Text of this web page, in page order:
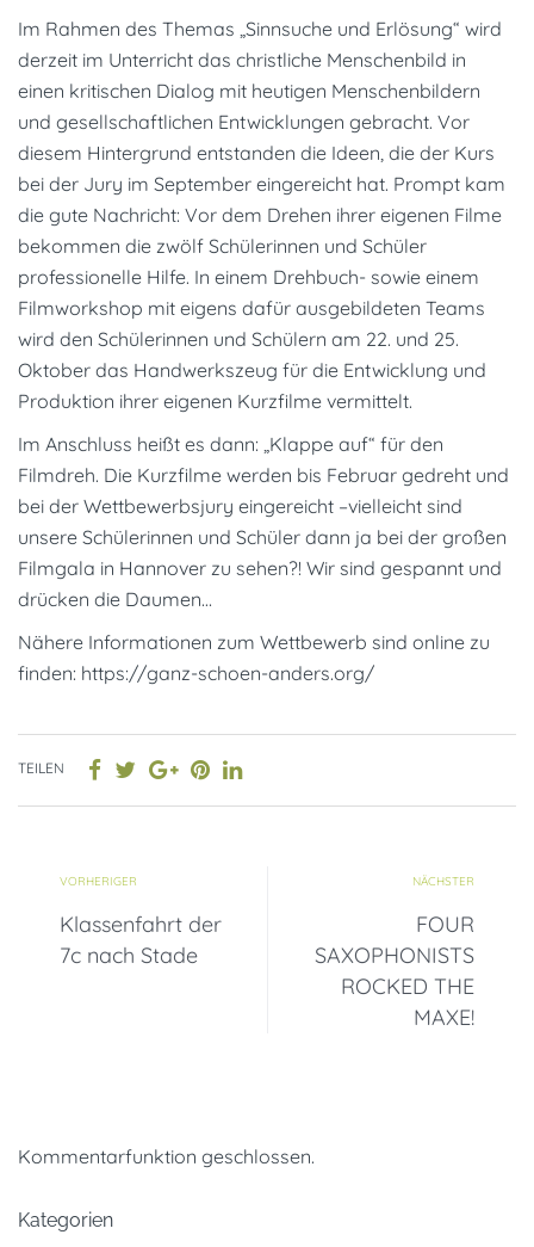
Im Rahmen des Themas „Sinnsuche und Erlösung“ wird
derzeit im Unterricht das christliche Menschenbild in
einen kritischen Dialog mit heutigen Menschenbildern
und gesellschaftlichen Entwicklungen gebracht. Vor
diesem Hintergrund entstanden die Ideen, die der Kurs
bei der Jury im September eingereicht hat. Prompt kam
die gute Nachricht: Vor dem Drehen ihrer eigenen Filme
bekommen die zwölf Schülerinnen und Schüler
professionelle Hilfe. In einem Drehbuch- sowie einem
Filmworkshop mit eigens dafür ausgebildeten Teams
wird den Schülerinnen und Schülern am 22. und 25.
Oktober das Handwerkszeug für die Entwicklung und
Produktion ihrer eigenen Kurzfilme vermittelt.
Im Anschluss heißt es dann: „Klappe auf“ für den
Filmdreh. Die Kurzfilme werden bis Februar gedreht und
bei der Wettbewerbsjury eingereicht –vielleicht sind
unsere Schülerinnen und Schüler dann ja bei der großen
Filmgala in Hannover zu sehen?! Wir sind gespannt und
drücken die Daumen…
Nähere Informationen zum Wettbewerb sind online zu
finden: https://ganz-schoen-anders.org/
TEILEN
VORHERIGER
Klassenfahrt der
7c nach Stade
NÄCHSTER
FOUR
SAXOPHONISTS
ROCKED THE
MAXE!
Kommentarfunktion geschlossen.
Kategorien